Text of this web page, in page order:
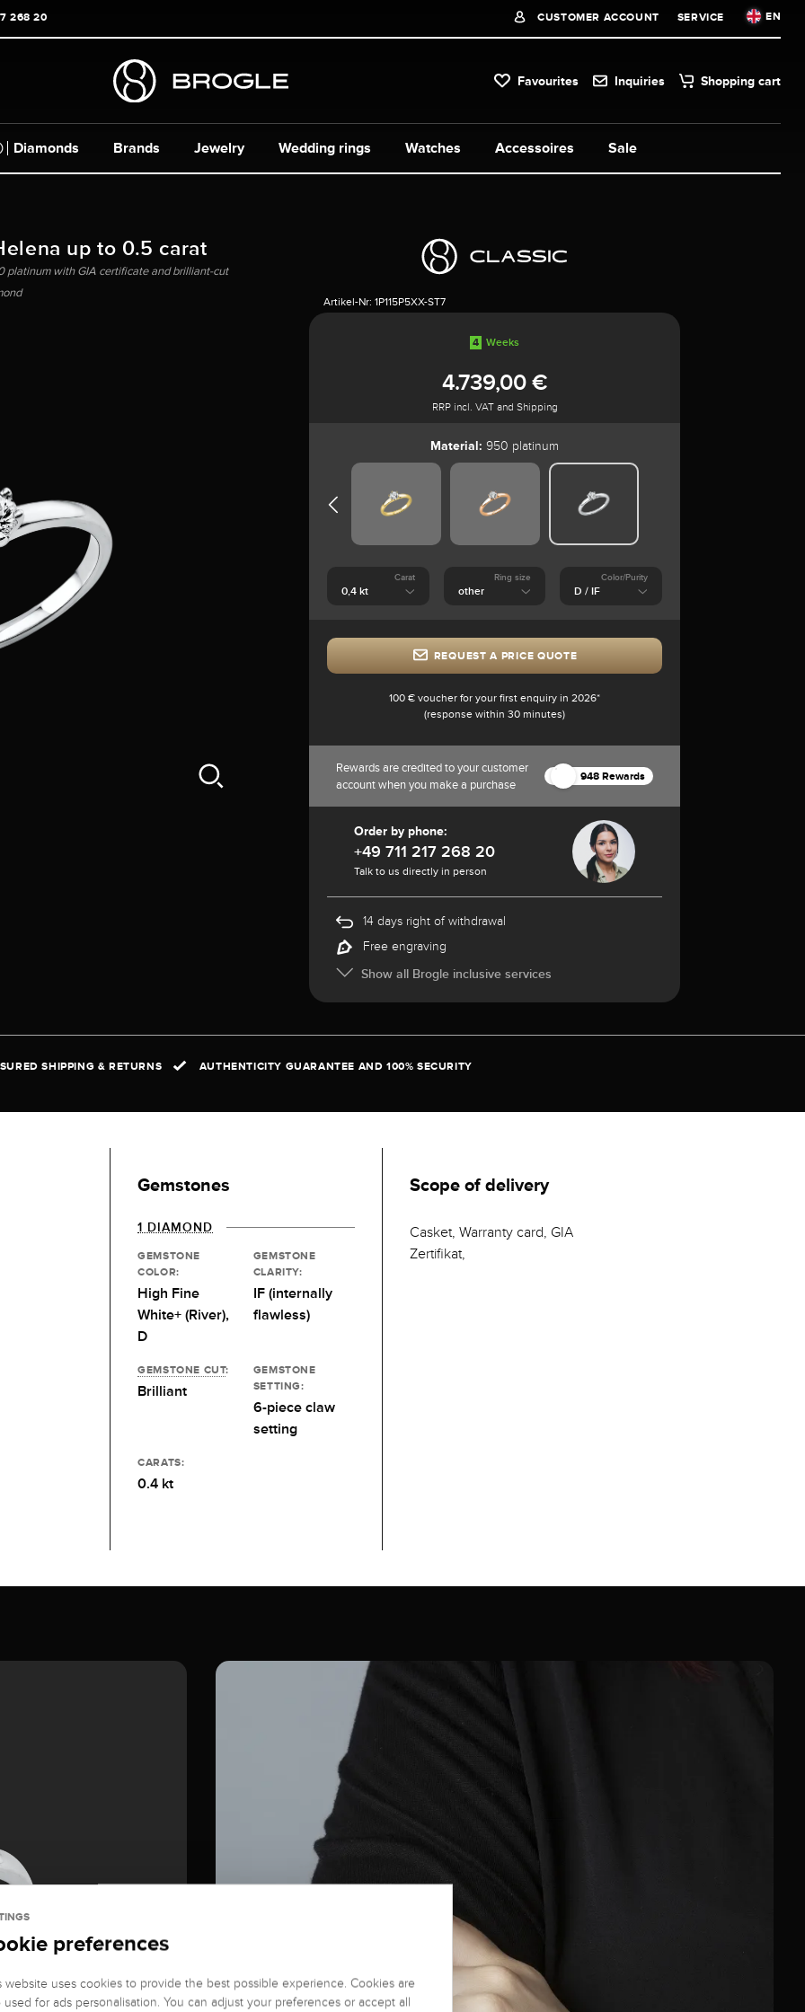
268 20 CUSTOMER ACCOUNT SERVICE EN
Favourites Inquiries Shopping cart
Diamonds Brands Jewelry Watches Accessoires Sale
Wedding rings
up to 0.5 carat
platinum with GIA certificate and brilliant-cut
Artikel-Nr: 1P115P5XX-ST7
4 Weeks
4.739,00 €
RRP incl. VAT and Shipping
Material: 950 platinum
Carat Ring size Color/Purity
REQUEST A PRICE QUOTE
100 € voucher for your first enquiry in 2026*
(response within 30 minutes)
Rewards are credited to your customer
account when you make a purchase
948 Rewards
Order by phone:
+49 711 217 268 20
Talk to us directly in person
14 days right of withdrawal
Free engraving
Show all Brogle inclusive services
SHIPPING & RETURNS AUTHENTICITY GUARANTEE AND 100% SECURITY
Gemstones
1 DIAMOND
GEMSTONE
COLOR:
High Fine
White+ (River),
D
GEMSTONE
CLARITY:
IF (internally
flawless)
GEMSTONE CUT:
Brilliant
GEMSTONE
SETTING:
6-piece claw
setting
CARATS:
0.4 kt
Scope of delivery
Casket, Warranty card, GIA
Zertifikat,
preferences
website uses cookies to provide the best possible experience. Cookies are
used for ads personalisation. You can adjust your preferences or accept all